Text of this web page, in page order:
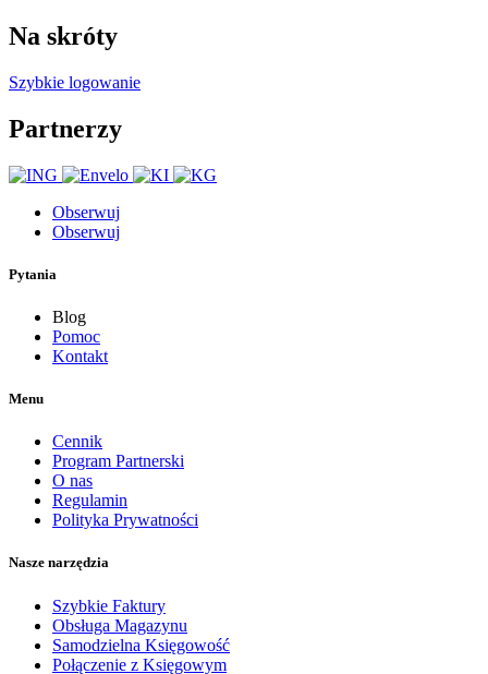
Na skróty
Szybkie logowanie
Partnerzy
Obserwuj
Obserwuj
Pytania
Blog
Pomoc
Kontakt
Menu
Cennik
Program Partnerski
O nas
Regulamin
Polityka Prywatności
Nasze narzędzia
Szybkie Faktury
Obsługa Magazynu
Samodzielna Księgowość
Połączenie z Księgowym